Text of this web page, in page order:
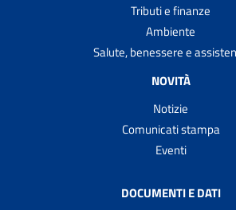
Tributi e finanze
Ambiente
Salute, benessere e
NOVITÀ
Notizie
Comunicati stampa
Eventi
DOCUMENTI E DATI